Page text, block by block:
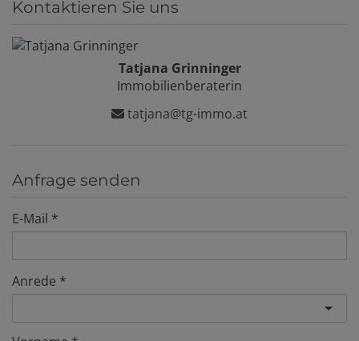
Kontaktieren Sie uns
Tatjana Grinninger
Immobilienberaterin
tatjana@tg-immo.at
Anfrage senden
E-Mail
Anrede